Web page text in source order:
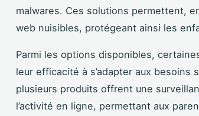
malwares. Ces solutions permettent,
web nuisibles, protégeant ainsi les
Parmi les options disponibles,
leur efficacité à s’adapter aux
plusieurs produits offrent une
l’activité en ligne, permettant aux